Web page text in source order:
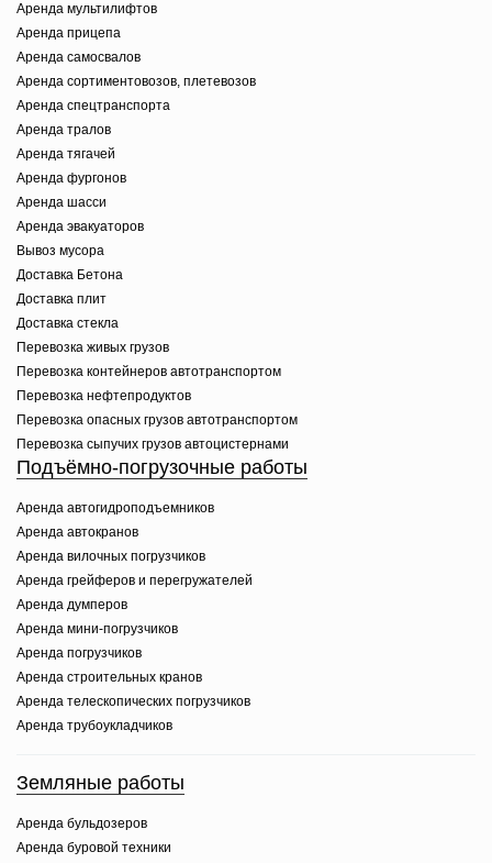
Аренда мультилифтов
Аренда прицепа
Аренда самосвалов
Аренда сортиментовозов, плетевозов
Аренда спецтранспорта
Аренда тралов
Аренда тягачей
Аренда фургонов
Аренда шасси
Аренда эвакуаторов
Вывоз мусора
Доставка Бетона
Доставка плит
Доставка стекла
Перевозка живых грузов
Перевозка контейнеров автотранспортом
Перевозка нефтепродуктов
Перевозка опасных грузов автотранспортом
Перевозка сыпучих грузов автоцистернами
Подъёмно-погрузочные работы
Аренда автогидроподъемников
Аренда автокранов
Аренда вилочных погрузчиков
Аренда грейферов и перегружателей
Аренда думперов
Аренда мини-погрузчиков
Аренда погрузчиков
Аренда строительных кранов
Аренда телескопических погрузчиков
Аренда трубоукладчиков
Земляные работы
Аренда бульдозеров
Аренда буровой техники